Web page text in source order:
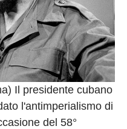
Il presidente cubano
l'antimperialismo di
del 58°